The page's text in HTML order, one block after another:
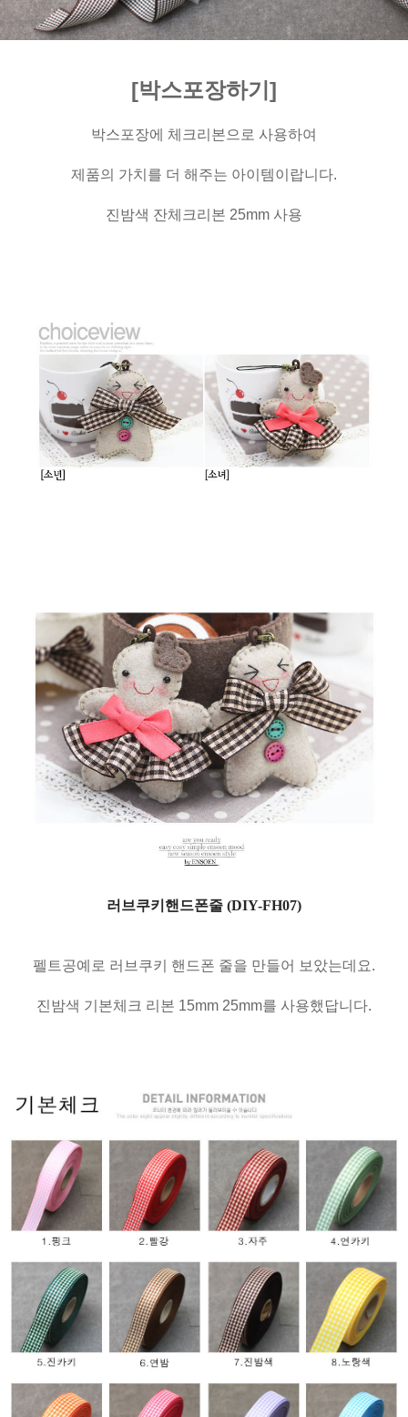
[박스포장하기]
박스포장에 체크리본으로 사용하여
제품의 가치를 더 해주는 아이템이랍니다.
진밤색 잔체크리본 25mm 사용
러브쿠키핸드폰줄 (DIY-FH07)
펠트공예로 러브쿠키 핸드폰 줄을 만들어 보았는데요.
진밤색 기본체크 리본 15mm 25mm를 사용했답니다.